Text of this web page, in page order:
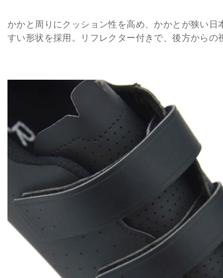
かかと周りにクッション性を高め、かかとが狭い日
すい形状を採用。リフレクター付きで、後方からの